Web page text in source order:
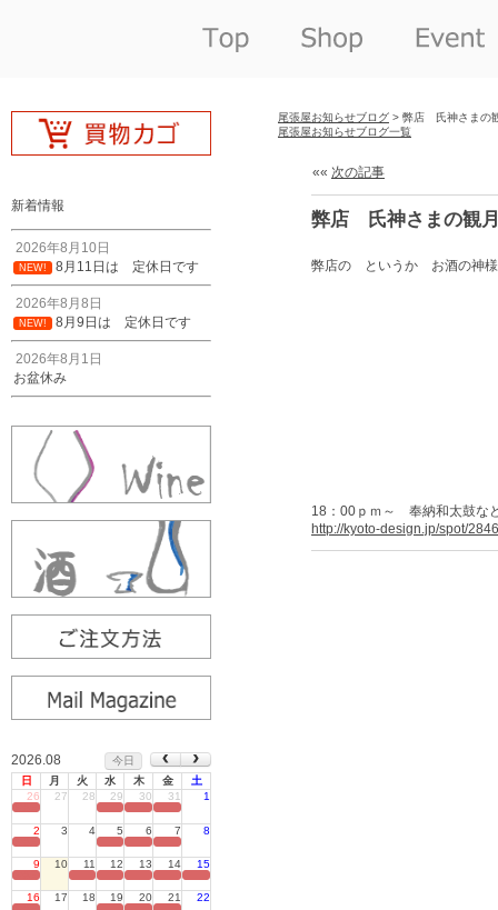
新着情報
2026年8月10日
NEW! 8月11日は 定休日です
2026年8月8日
NEW! 8月9日は 定休日です
2026年8月1日
お盆休み
2026.08
今日
日
月 火 水 木 金
土
26
27 28 29 30 31 1
2 3 4 5 6 7 8
9 10 11 12 13 14 15
16 17 18 19 20 21 22
尾張屋お知らせブログ > 弊店 氏神さまの
尾張屋お知らせブログ一覧
«« 次の記事
弊店 氏神さまの観
弊店の というか お酒の神
18：00ｐｍ～ 奉納和太鼓な
http://kyoto-design.jp/spot/2846